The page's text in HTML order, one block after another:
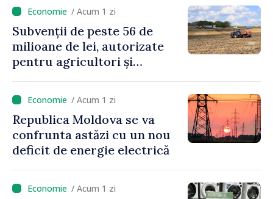
mari pentru bănci, tutun și
jocurile de noroc
/ Acum 1 zi
Subvenții de peste 56 de
milioane de lei, autorizate
pentru agricultori și
rurală în luna iulie
/ Acum 1 zi
Republica Moldova se va
confrunta astăzi cu un nou
deficit de energie electrică
/ Acum 1 zi